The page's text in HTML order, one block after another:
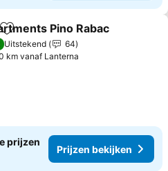
Toevoegen aan favorieten
Pino Rabac
Uitstekend
64
km vanaf Lanterna
prijzen
Prijzen bekijken